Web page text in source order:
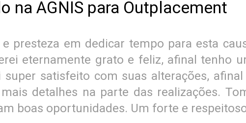
na AGNIS para Outplacement
presteza em dedicar tempo para esta
eternamente grato e feliz, afinal tenho
satisfeito com suas alterações,
detalhes na parte das realizações.
boas oportunidades. Um forte e